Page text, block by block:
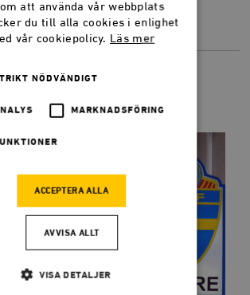
att använda vår webbplats
du till alla cookies i enlighet
vår cookiepolicy. Läs mer
NÖDVÄNDIGT
MARKNADSFÖRING
ACCEPTERA ALLA
AVVISA ALLT
VISA DETALJER